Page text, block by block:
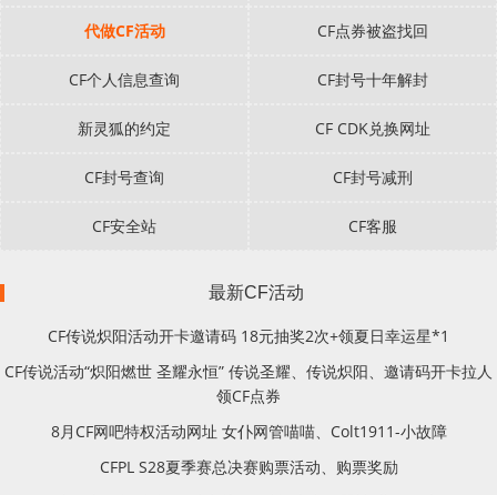
代做CF活动 CF点券被盗找回
CF个人信息查询 CF封号十年解封
新灵狐的约定 CF CDK兑换网址
CF封号查询 CF封号减刑
CF安全站 CF客服
最新CF活动
CF传说炽阳活动开卡邀请码 18元抽奖2次+领夏日幸运星*1
CF传说活动“炽阳燃世 圣耀永恒” 传说圣耀、传说炽阳、邀请码开卡拉人
领CF点券
8月CF网吧特权活动网址 女仆网管喵喵、Colt1911-小故障
CFPL S28夏季赛总决赛购票活动、购票奖励